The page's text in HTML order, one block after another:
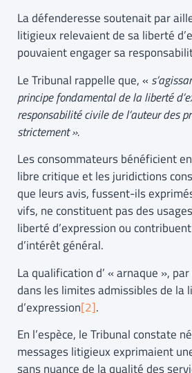
La défenderesse soutenait par
litigieux relevaient de sa liberté
pouvaient engager sa
Le Tribunal rappelle que, «
principe fondamental de la liberté
responsabilité civile de l’auteur des
strictement ».
Les consommateurs bénéficient
libre critique et les juridictions
que leurs avis, fussent-ils
vifs, ne constituent pas des
liberté d’expression ou
d’intérêt général.
La qualification d’ « arnaque »,
dans les limites admissibles de la
d’expression[2].
En l’espèce, le Tribunal constate
messages litigieux exprimaient
sans nuance de la qualité des